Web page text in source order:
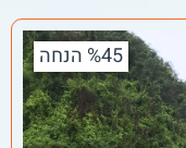
%45 הנחה